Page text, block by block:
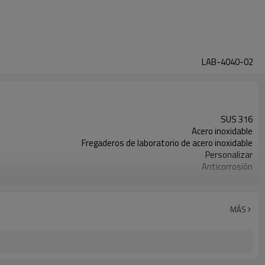
LAB-4040-02
SUS 316
Acero inoxidable
Fregaderos de laboratorio de acero inoxidable
Personalizar
Anticorrosión
MÁS